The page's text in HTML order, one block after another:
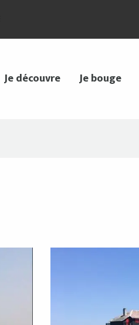
Je découvre Je bouge